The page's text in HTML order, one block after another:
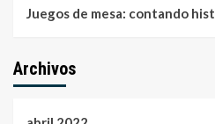
Juegos de mesa: contando
Archivos